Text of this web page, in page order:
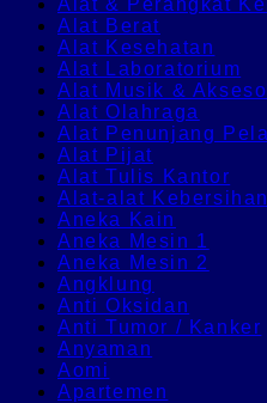
Alat Berat
Alat Kesehatan
Alat Laboratorium
Alat Musik &
Alat Olahraga
Alat Penunjang
Alat Pijat
Alat Tulis Kantor
Alat-alat
Aneka Kain
Aneka Mesin 1
Aneka Mesin 2
Angklung
Anti Oksidan
Anti Tumor / Kanker
Anyaman
Aomi
Apartemen